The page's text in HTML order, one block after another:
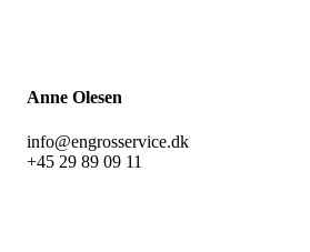
Anne Olesen
info@engrosservice.dk
+45 29 89 09 11